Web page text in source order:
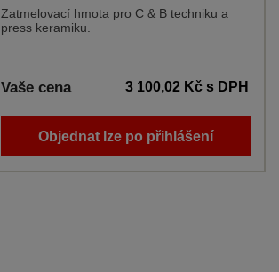
Zatmelovací hmota pro C & B techniku a
press keramiku.
Vaše cena 3 100,02 Kč s DPH
Objednat lze po přihlášení